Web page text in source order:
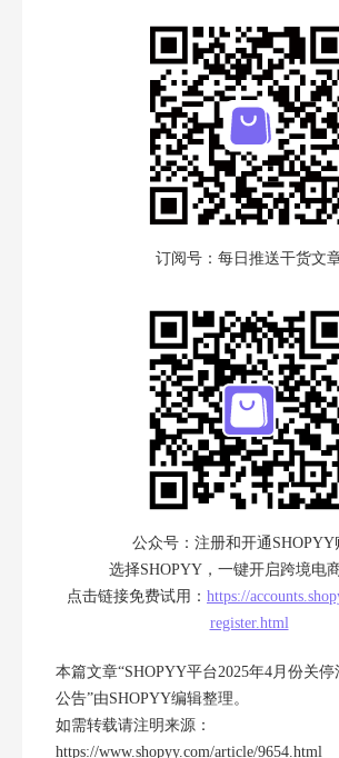
订阅号：每日推送干货文
公众号：注册和开通SHOPYY
选择SHOPYY，一键开启跨境电
点击链接免费试用： https://
register.html
本篇文章“SHOPYY平台2025年4月份关
公告”由SHOPYY编辑整理。
如需转载请注明来源：
https://www.shopyy.com/article/9654.html